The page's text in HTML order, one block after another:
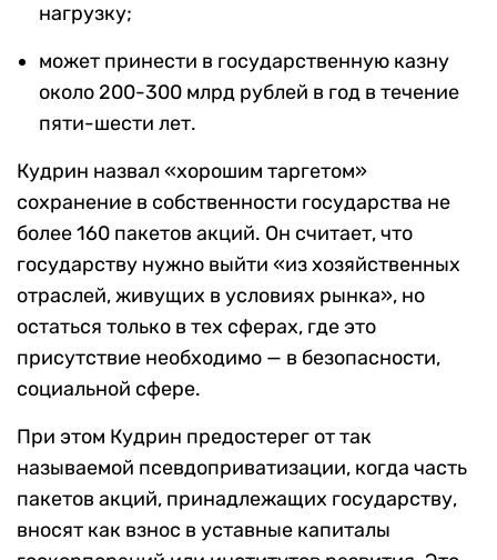
нагрузку;
может принести в государственную казну
около 200-300 млрд рублей в год в течение
пяти-шести лет.
Кудрин назвал «хорошим таргетом»
сохранение в собственности государства не
более 160 пакетов акций. Он считает, что
государству нужно выйти «из хозяйственных
отраслей, живущих в условиях рынка», но
остаться только в тех сферах, где это
присутствие необходимо — в безопасности,
социальной сфере.
При этом Кудрин предостерег от так
называемой псевдоприватизации, когда часть
пакетов акций, принадлежащих государству,
вносят как взнос в уставные капиталы